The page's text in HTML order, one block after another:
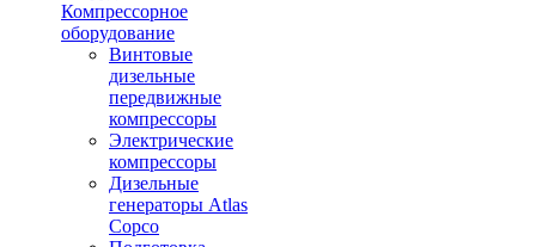
Компрессорное
оборудование
Винтовые
дизельные
передвижные
компрессоры
Электрические
компрессоры
Дизельные
генераторы Atlas
Copco